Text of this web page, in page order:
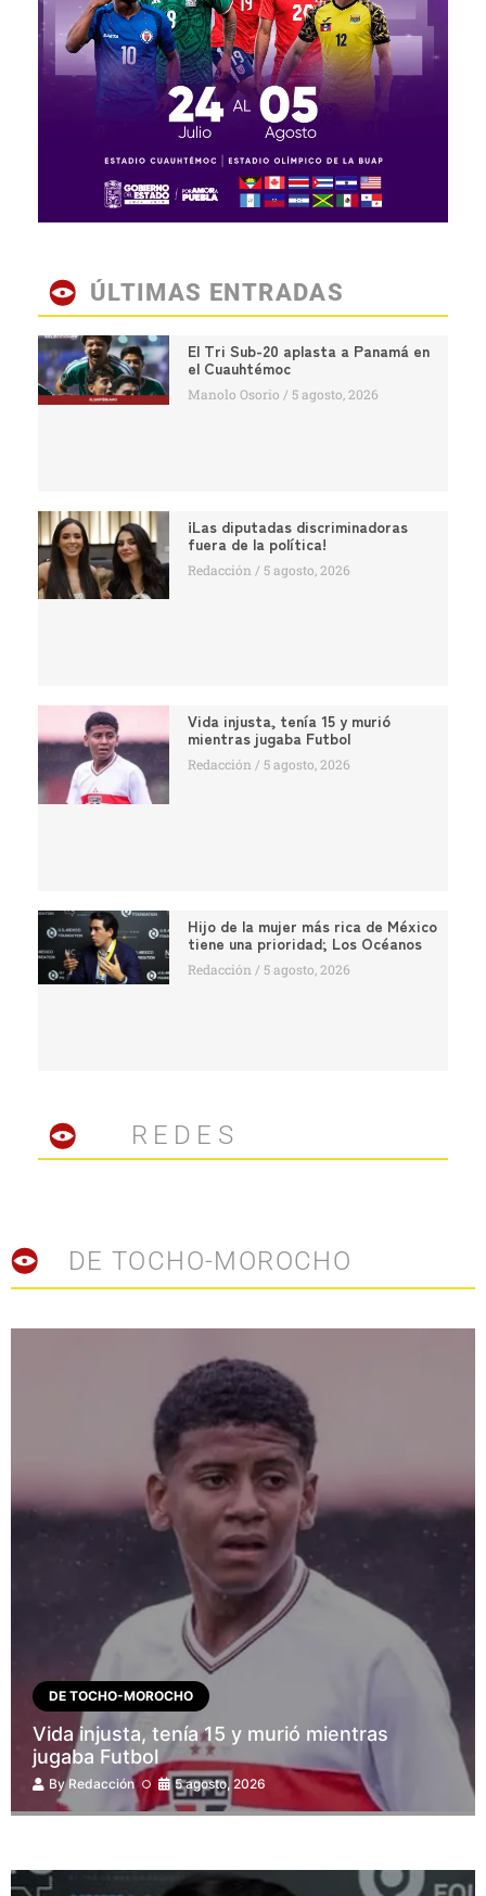
ÚLTIMAS ENTRADAS
El Tri Sub-20 aplasta a Panamá en
el Cuauhtémoc
Manolo Osorio 5 agosto, 2026
¡Las diputadas discriminadoras
fuera de la política!
Redacción 5 agosto, 2026
Vida injusta, tenía 15 y murió
mientras jugaba Futbol
Redacción 5 agosto, 2026
Hijo de la mujer más rica de México
tiene una prioridad; Los Océanos
Redacción 5 agosto, 2026
REDES
DE TOCHO-MOROCHO
DE TOCHO-MOROCHO
Vida injusta, tenía 15 y murió mientras
jugaba Futbol
ByRedacción 5 agosto, 2026